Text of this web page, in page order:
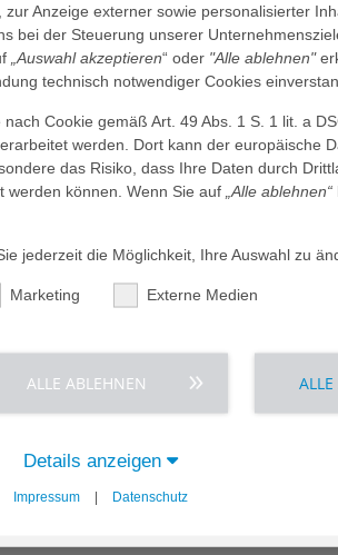
mail drucken
Nachbesetzung für den Posten des
zu haben: „Ralf Heimbach verfügt über
kaufmännischen Studium sammelte
die ihn für seine neue
haben und wünschen ihm zum Start
gAG.
immer wieder unter Beweis stellt.
Traditionshaus, das sich durch sein
auszeichnet. Ich freue
zu gestalten“, so Heimbach
der seine Fachkompetenz bei
Geschäftsführer in einem
Anzeige externer sowie personalisierter
bei der Steuerung unserer
„Auswahl akzeptieren“ oder "Alle ablehnen"
technisch notwendiger Cookies
Cookie gemäß Art. 49 Abs. 1 S. 1 lit. a
werden. Dort kann der europäische
das Risiko, dass Ihre Daten durch
werden können. Wenn Sie auf „Alle ablehnen“
jederzeit die Möglichkeit, Ihre Auswahl zu
Marketing Externe Medien
ALLE ABLEHNEN ALLE
Details anzeigen
Impressum | Datenschutz